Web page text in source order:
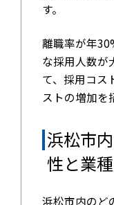
す。
離職率が年
な採用人数が
て、採用コス
ストの増加を
浜松市
性と業
浜松市内のど